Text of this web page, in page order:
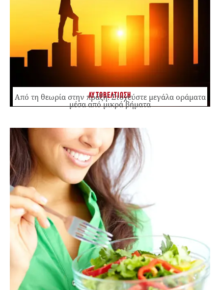
ΑΥΤΟΒΕΛΤΙΩΣΗ
Από τη θεωρία στην πράξη: Στοχεύστε μεγάλα οράματα
μέσα από μικρά βήματα